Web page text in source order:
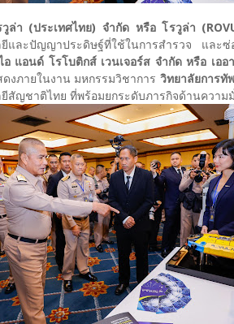
ล่า (ประเทศไทย) จำกัด หรือ โรวูล่า
ยีและปัญญาประดิษฐ์ที่ใช้ในการสำรวจ และซ่
อ แอนด์ โรโบติกส์ เวนเจอร์ส จำกัด หรือ เออ
งภายในงาน มหกรรมวิชาการ วิทยาลัยการทั
สัญชาติไทย ที่พร้อมยกระดับภารกิจด้านความ